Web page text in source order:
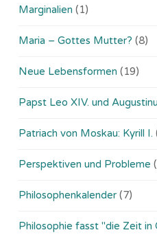
Marginalien (1)
Maria – Gottes Mutter? (8)
Neue Lebensformen (19)
Papst Leo XIV. und
Patriach von Moskau: Kyrill I.
Perspektiven und Probleme
Philosophenkalender (7)
Philosophie fasst "die Zeit in